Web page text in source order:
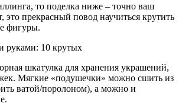
то поделка ниже – точно ваш
это прекрасный повод научиться крутить
фигуры.
шкатулка для хранения украшений,
Мягкие «подушечки» можно сшить из
ватой/поролоном), а можно и